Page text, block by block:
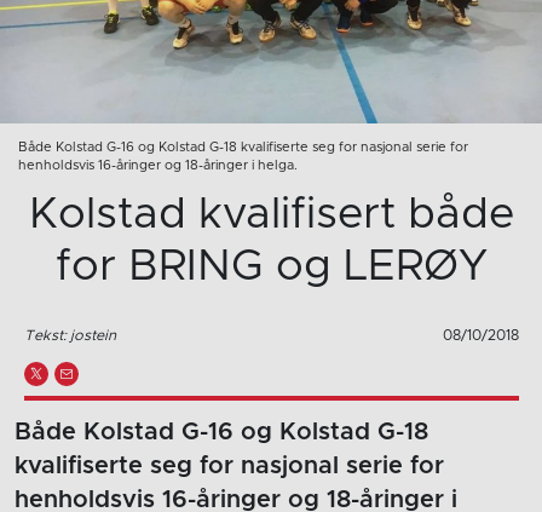
Både Kolstad G-16 og Kolstad G-18 kvalifiserte seg for nasjonal serie for
henholdsvis 16-åringer og 18-åringer i helga.
Kolstad kvalifisert både
for BRING og LERØY
Tekst: jostein 08/10/2018
Både Kolstad G-16 og Kolstad G-18
kvalifiserte seg for nasjonal serie for
henholdsvis 16-åringer og 18-åringer i